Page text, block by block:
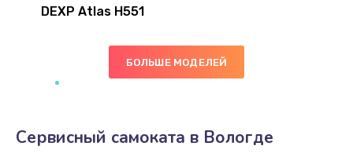
DEXP Atlas H551
БОЛЬШЕ МОДЕЛЕЙ
Сервисный самоката в Вологде